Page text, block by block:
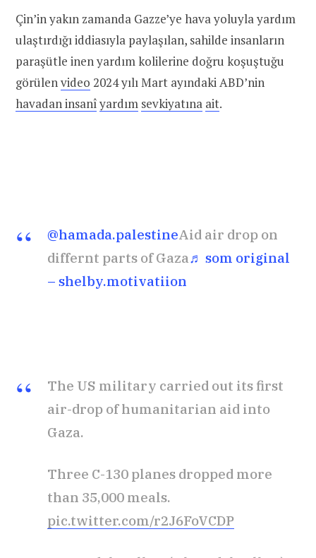
Çin’in yakın zamanda Gazze’ye hava yoluyla yardım
ulaştırdığı iddiasıyla paylaşılan, sahilde insanların
paraşütle inen yardım kolilerine doğru koşuştuğu
görülenvideo 2024 yılı Mart ayındaki ABD’nin
havadan insanîyardım sevkiyatına ait.
@hamada.palestineAid air drop on
differnt parts of Gaza♬ som original
– shelby.motivatiion
The US military carried out its first
air-drop of humanitarian aid into
Gaza.
Three C-130 planes dropped more
than 35,000 meals.
pic.twitter.com/r2J6FoVCDP